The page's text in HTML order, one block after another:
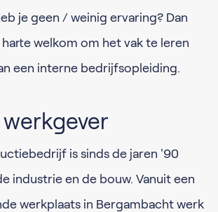
je geen / weinig ervaring? Dan
harte welkom om het vak te leren
een interne bedrijfsopleiding.
is sinds de jaren '90
industrie en de bouw. Vanuit een
werkplaats in Bergambacht werk